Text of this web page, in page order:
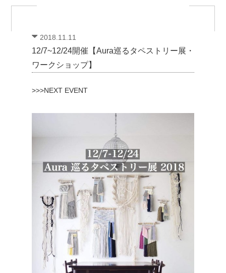
2018.11.11
12/7~12/24開催【Aura巡るタペストリー展・
ワークショップ】
>>>NEXT EVENT